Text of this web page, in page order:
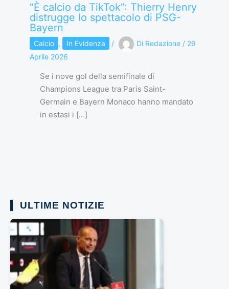
“È calcio da TikTok”: Thierry Henry
distrugge lo spettacolo di PSG-
Bayern
Calcio , In Evidenza / Di Redazione / 29
Aprile 2026
Se i nove gol della semifinale di
Champions League tra Paris Saint-
Germain e Bayern Monaco hanno mandato
in estasi i […]
ULTIME NOTIZIE